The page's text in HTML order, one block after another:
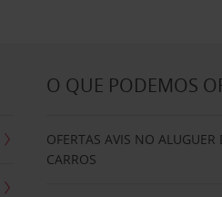
O QUE PODEMOS
OFERTAS AVIS NO ALUGUER
CARROS